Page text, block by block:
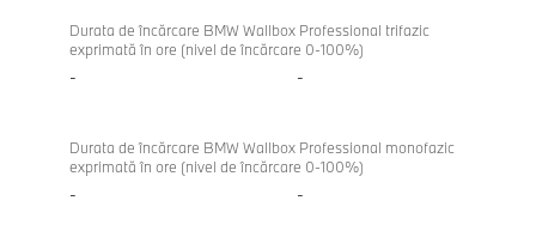
Durata de încărcare BMW Wallbox Professional trifazic
exprimată în ore (nivel de încărcare 0-100%)
- -
Durata de încărcare BMW Wallbox Professional monofazic
exprimată în ore (nivel de încărcare 0-100%)
- -